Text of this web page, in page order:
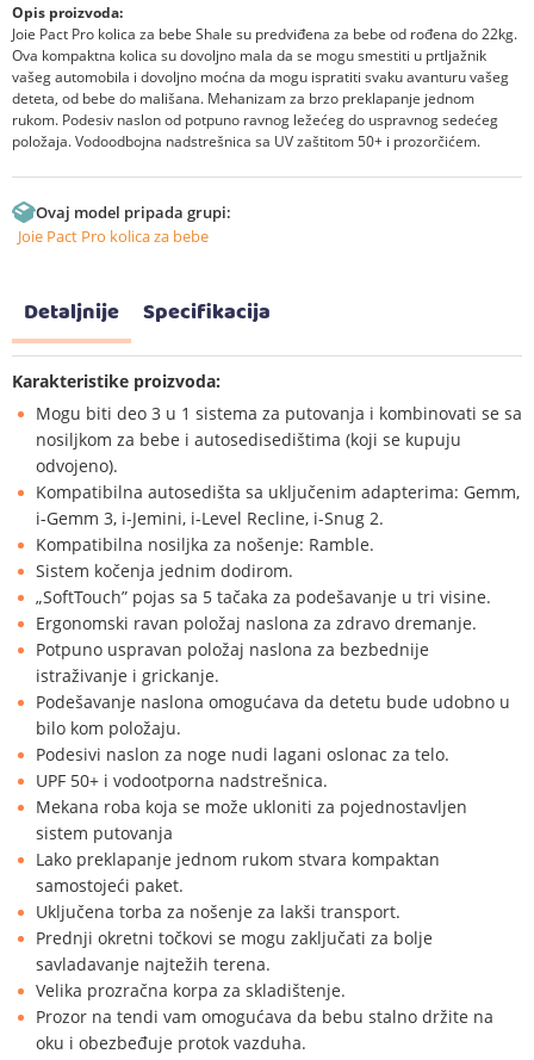
Opis proizvoda:
Joie Pact Pro kolica za bebe Shale su predviđena za bebe od rođena do 22kg.
Ova kompaktna kolica su dovoljno mala da se mogu smestiti u prtljažnik
vašeg automobila i dovoljno moćna da mogu ispratiti svaku avanturu vašeg
deteta, od bebe do mališana. Mehanizam za brzo preklapanje jednom
rukom. Podesiv naslon od potpuno ravnog ležećeg do uspravnog sedećeg
položaja. Vodoodbojna nadstrešnica sa UV zaštitom 50+ i prozorčićem.
Ovaj model pripada grupi:
Joie Pact Pro kolica za bebe
Detaljnije Specifikacija
Karakteristike proizvoda:
Mogu biti deo 3 u 1 sistema za putovanja i kombinovati se sa
nosiljkom za bebe i autosedisedištima (koji se kupuju
odvojeno).
Kompatibilna autosedišta sa uključenim adapterima: Gemm,
i-Gemm 3, i-Jemini, i-Level Recline, i-Snug 2.
Kompatibilna nosiljka za nošenje: Ramble.
Sistem kočenja jednim dodirom.
„SoftTouch” pojas sa 5 tačaka za podešavanje u tri visine.
Ergonomski ravan položaj naslona za zdravo dremanje.
Potpuno uspravan položaj naslona za bezbednije
istraživanje i grickanje.
Podešavanje naslona omogućava da detetu bude udobno u
bilo kom položaju.
Podesivi naslon za noge nudi lagani oslonac za telo.
UPF 50+ i vodootporna nadstrešnica.
Mekana roba koja se može ukloniti za pojednostavljen
sistem putovanja
Lako preklapanje jednom rukom stvara kompaktan
samostojeći paket.
Uključena torba za nošenje za lakši transport.
Prednji okretni točkovi se mogu zaključati za bolje
savladavanje najtežih terena.
Velika prozračna korpa za skladištenje.
Prozor na tendi vam omogućava da bebu stalno držite na
oku i obezbeđuje protok vazduha.